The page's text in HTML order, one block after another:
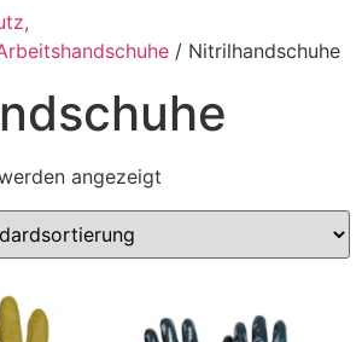
/ Nitrilhandschuhe
angezeigt